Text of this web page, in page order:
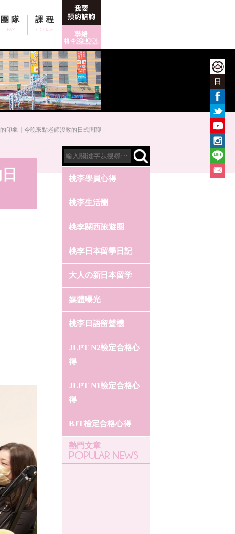
團隊
TEAM
課程
COURSE
的印象｜今晚來點老師沒教的日式閒聊
桃李學員心得
桃李生活圈
桃李關西旅遊圈
桃李日本留學日記
大人の新日本留学
媒體曝光
桃李日語留聲機
JLPT N2檢定合格心
得
JLPT N1檢定合格心
得
BJT檢定合格心得
熱門文章
POPULAR NEWS